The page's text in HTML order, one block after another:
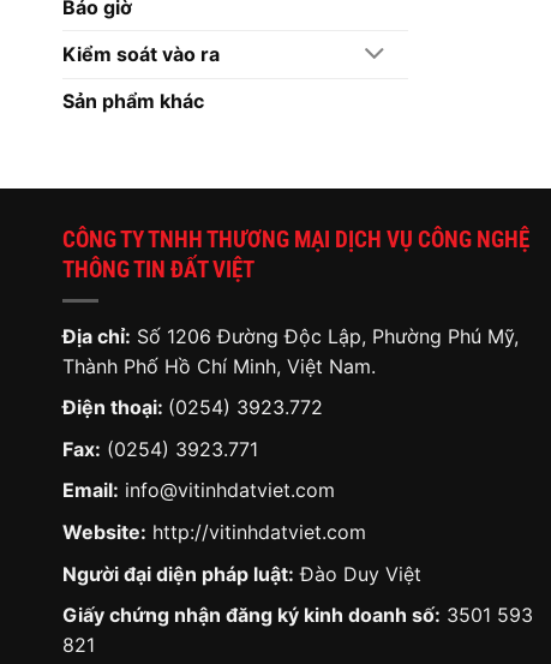
Báo giờ
Kiểm soát vào ra
Sản phẩm khác
CÔNG TY TNHH THƯƠNG MẠI DỊCH VỤ CÔNG NGHỆ
THÔNG TIN ĐẤT VIỆT
Địa chỉ: Số 1206 Đường Độc Lập, Phường Phú Mỹ,
Thành Phố Hồ Chí Minh, Việt Nam.
Điện thoại: (0254) 3923.772
Fax: (0254) 3923.771
Email: info@vitinhdatviet.com
Website: http://vitinhdatviet.com
Người đại diện pháp luật: Đào Duy Việt
Giấy chứng nhận đăng ký kinh doanh số: 3501 593
821